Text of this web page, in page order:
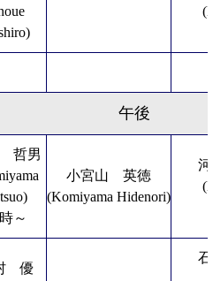
午後
哲男
～
小宮山 英徳
(Komiyama Hidenori)
優